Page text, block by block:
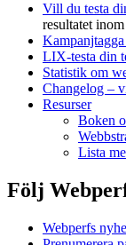
Vill du testa
resultatet
LIX-testa din
Statistik om
Changelog –
Resurser
Boken
Lista
Följ
Webperfs